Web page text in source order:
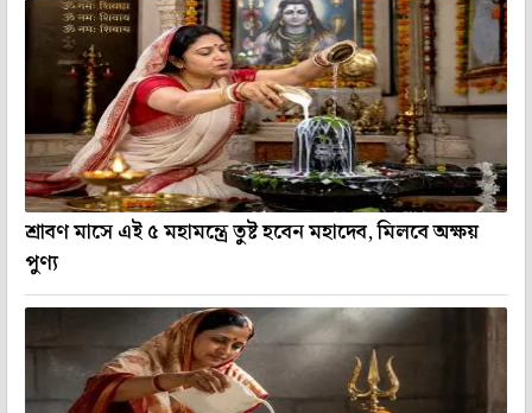
শ্রাবণ মাসে এই ৫ মহামন্ত্রে তুষ্ট হবেন মহাদেব, মিলবে অক্ষয়
পুণ্য